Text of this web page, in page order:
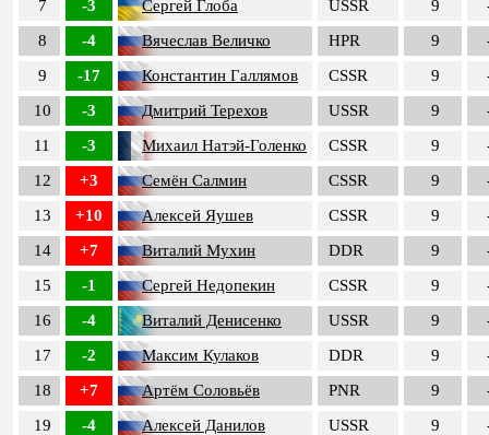
7
-3 Сергей Глоба USSR 9
8
-4 Вячеслав Величко HPR 9
9
-17 Константин Галлямов CSSR 9
10
-3 Дмитрий Терехов USSR 9
11
-3 Михаил Натэй-Голенко CSSR 9
12
+3 Семён Салмин CSSR 9
13
+10 Алексей Яушев CSSR 9
14
+7 Виталий Мухин DDR 9
15
-1 Сергей Недопекин CSSR 9
16
-4 Виталий Денисенко USSR 9
17
-2 Максим Кулаков DDR 9
18
+7 Артём Соловьёв PNR 9
19
-4 Алексей Данилов USSR 9